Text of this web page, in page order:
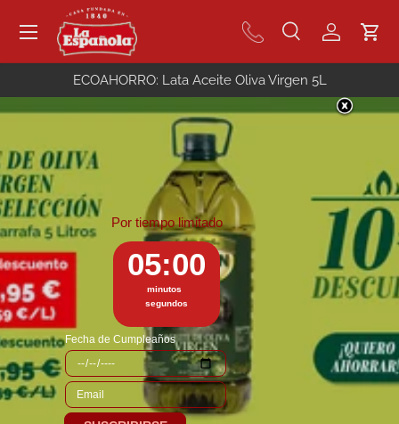
Ir al contenido
BuscarBuscar
BuscarIniciar
Menú
ECOAHORRO: Lata Aceite Oliva Virgen 5L